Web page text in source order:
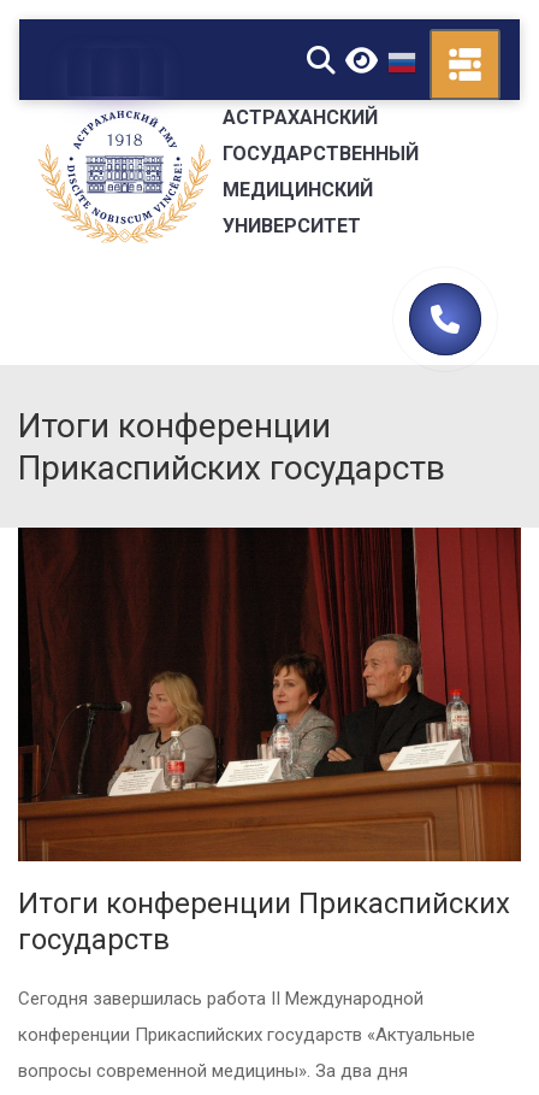
▼
АСТРАХАНСКИЙ
ГОСУДАРСТВЕННЫЙ
МЕДИЦИНСКИЙ
УНИВЕРСИТЕТ
Итоги конференции
Прикаспийских государств
Итоги конференции Прикаспийских
государств
Сегодня завершилась работа II Международной
конференции Прикаспийских государств «Актуальные
вопросы современной медицины». За два дня